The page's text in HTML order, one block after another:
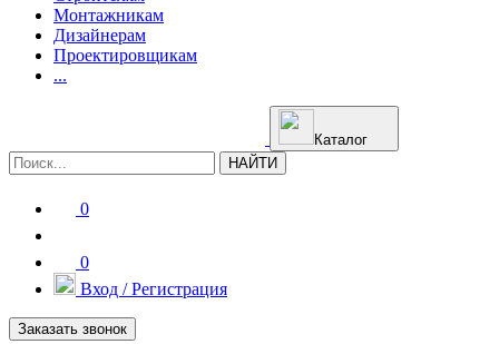
Монтажникам
Дизайнерам
Проектировщикам
...
Каталог
НАЙТИ
0
0
Вход / Регистрация
Заказать звонок